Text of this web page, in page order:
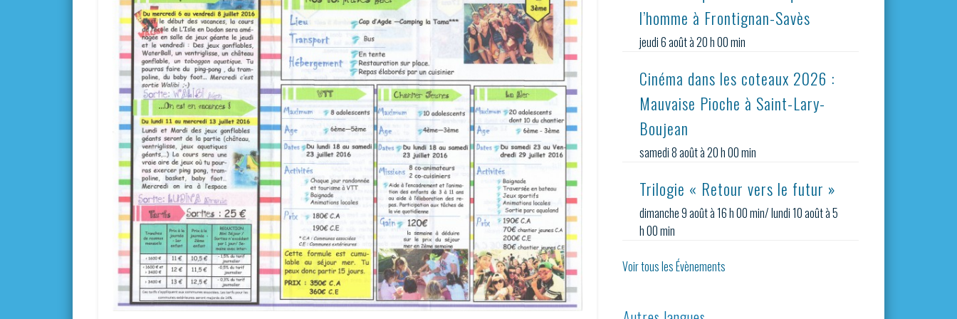
l’homme à Frontignan-Savès
jeudi 6 août à 20 h 00 min
Cinéma dans les coteaux 2026 :
Mauvaise Pioche à Saint-Lary-
Boujean
samedi 8 août à 20 h 00 min
Trilogie « Retour vers le futur »
dimanche 9 août à 16 h 00 min/lundi 10 août à 5
h 00 min
Voir tous les Évènements